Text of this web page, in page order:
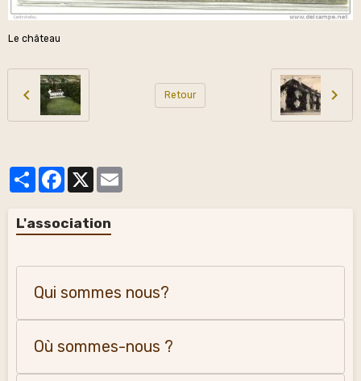
Le château
Retour
PartagerFacebook
L'association
Qui sommes nous?
Où sommes-nous ?